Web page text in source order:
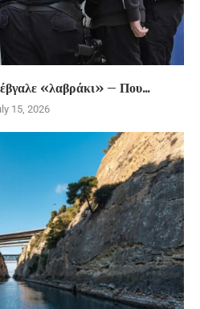
«λαβράκι» – Που...
15, 2026